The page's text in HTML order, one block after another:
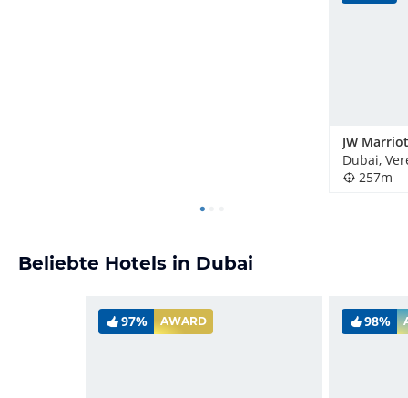
257m
Beliebte Hotels in Dubai
97% AWARD 98%